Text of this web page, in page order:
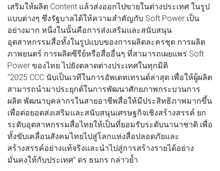
เสริมให้ผลิต Content แล้วส่งออกไปขายในต่างประเทศ ในรูป
แบบต่างๆ ซึ่งรัฐบาลได้ให้ความสำคัญกับ Soft Power เป็น
อย่างมาก หนี่งในนั้นคือการส่งเสริมและสนับสนุน
อุตสาหกรรมสื่อทั้งในรูปแบบของการผลิตละครชุด การผลิต
ภาพยนตร์ การผลิตซีรีย์หรือสื่ออื่นๆ ที่สามารถเผยแพร่ Soft
Power ของไทย ไปยังตลาดต่างประเทศในทุกมิติ
“2025 CCC นับเป็นเวทีในการอัพเดทเทรนด์ล่าสุด เพื่อให้ผู้ผลิต
สามารถนำมาประยุกต์ในการพัฒนาศักยภาพกระบวนการ
ผลิต พัฒนาบุคลากรในสายอาชีพสื่อให้มีประสิทธิภาพมากขึ้น
เพื่อต่อยอดส่งเสริมและสนับสนุนเศรษฐกิจเชิงสร้างสรรค์ ยก
ระดับอุตสาหกรรมสื่อไทยให้เป็นที่ยอมรับระดับนานาชาติ เพื่อ
ทั้งขับเคลื่อนสังคมไทยไปสู่โลกแห่งสื่อปลอดภัยและ
สร้างสรรค์อย่างแท้จริงและนำไปสู่การสร้างรายได้อย่าง
มั่นคงให้กับประเทศ” ดร.ธนกร กล่าวย้ำ